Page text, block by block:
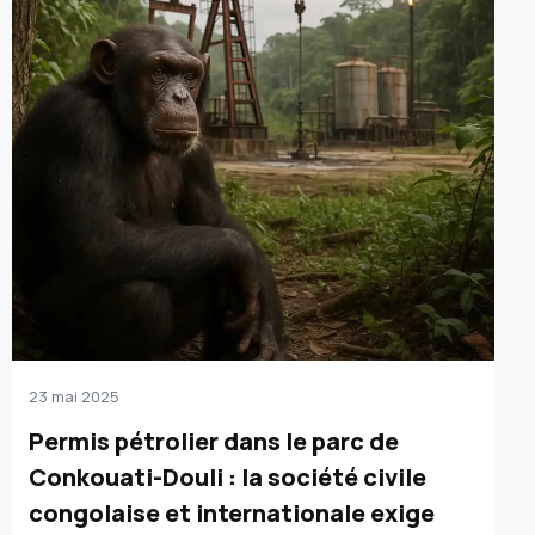
23 mai 2025
Permis pétrolier dans le parc de
Conkouati-Douli : la société civile
congolaise et internationale exige